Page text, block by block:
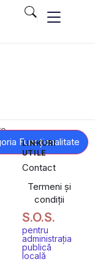
Funcționalitate
LINKURI
UTILE
Contact
Termeni și
condiții
S.O.S.
pentru
administrația
publică
locală